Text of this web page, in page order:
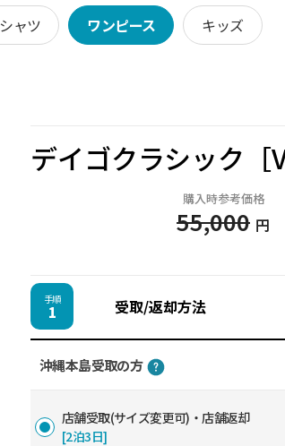
シャツ ワンピース キッズ
デイゴクラシック［
購入時参考価格
55,000 円
手順
1 受取/返却方法
沖縄本島受取の方
店舗受取(サイズ変更可)・店舗返却
[2泊3日]